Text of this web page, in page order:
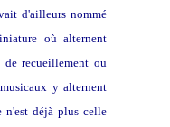
d'ailleurs nommé
où alternent
de recueillement ou
y alternent
n'est déjà plus celle